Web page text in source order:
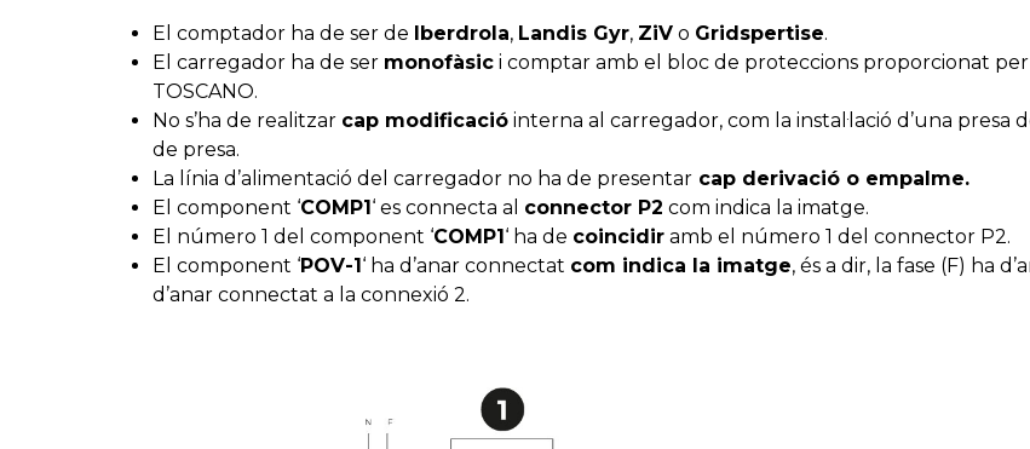
El comptador ha de ser de Iberdrola, Landis Gyr, ZiV o Gridspertise.
El carregador ha de ser monofàsic i comptar amb el bloc de proteccions proporcionat
TOSCANO.
No s’ha de realitzar cap modificació interna al carregador, com la instal·lació d’una
de presa.
La línia d’alimentació del carregador no ha de presentar cap derivació o empalme.
El component ‘COMP1‘ es connecta al connector P2 com indica la imatge.
El número 1 del component ‘COMP1‘ ha de coincidir amb el número 1 del connector P2.
El component ‘POV-1‘ ha d’anar connectat com indica la imatge, és a dir, la fase (F) ha
d’anar connectat a la connexió 2.